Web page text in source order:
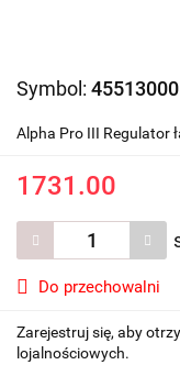
Symbol: 45513000
Alpha Pro III Regulator
1731.00
Do przechowalni
Zarejestruj się, aby
lojalnościowych.